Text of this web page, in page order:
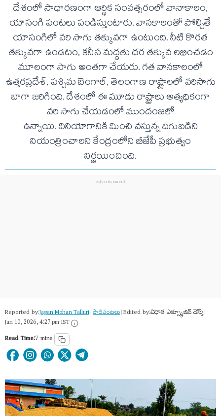
దేశంలో సాధారణంగా ఆర్థిక సంవత్సరంలో వానాకాలం,
యాసంగి పంటలు పండిస్తుంటారు. వానకాలంతో పోల్చితే
యాసంగిలో వరి సాగు తక్కువగా ఉంటుంది. నీటి కొరత
తక్కువగా ఉండటం, కనీస మద్ధతు ధర తక్కువ లభించడం
మూలంగా సాగు అంతగా చేయరు. గత వానకాలంలో
ఉత్తరప్రదేశ్, పశ్చిమ బెంగాల్, తెలంగాణ రాష్ట్రాలలో వరిసాగు
బాగా జరిగింది. దేశంలో ఈ మూడు రాష్ట్రాలు అత్యధికంగా
వరి సాగు చేయడంలో ముందంజలో
ఉన్నాయి. వినియోగానికి మించి వస్తున్న దిగుబడిని
నియంత్రించాలని కేంద్రంలోని బీజేపీ ప్రభుత్వం
నిర్ణయించింది.
Reported by:Jagan Mohan Talluri|పాడిపంటలు|Edited by:విధాత ఎక్స్క్లూజివ్ డెస్క్|
Jun 10, 2026, 4:27 pm IST
Read Time:7 mins